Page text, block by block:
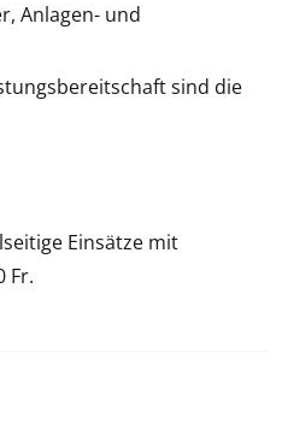
Anlagen- und
sind die
Einsätze mit
Fr.